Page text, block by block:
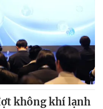
không khí lạnh